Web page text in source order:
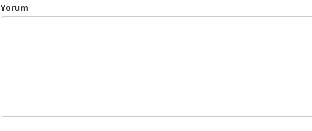
Yorum